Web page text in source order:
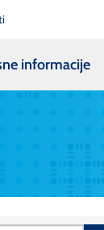
informacije